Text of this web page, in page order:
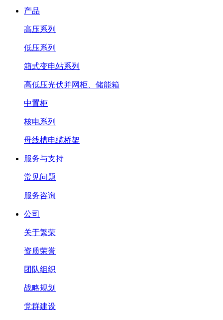
产品
高压系列
低压系列
箱式变电站系列
高低压光伏并网柜、储能箱
中置柜
核电系列
母线槽电缆桥架
服务与支持
常见问题
服务咨询
公司
关于繁荣
资质荣誉
团队组织
战略规划
党群建设